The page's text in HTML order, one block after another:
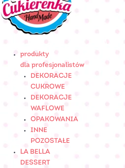
produkty
dla profesjonalistów
DEKORACJE
CUKROWE
DEKORACJE
WAFLOWE
OPAKOWANIA
INNE
POZOSTAŁE
LA BELLA
DESSERT